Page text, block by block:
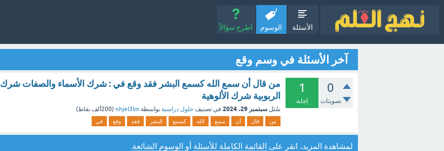
الأسئلة الوسوم اطرح سؤالاً
آخر الأسئلة في وسم وقع
0
تصويتات
1
إجابة
من قال أن سمع الله كسمع البشر فقد وقع في : شرك الأسماء والصفات شرك
الربوبية شرك الألوهية
سُئل سبتمبر 29، 2024 في تصنيف حلول دراسية بواسطة nhjel3lm
(200ألف نقاط)
من قال أن سمع الله كسمع البشر فقد وقع في
لمشاهدة المزيد، انقر على القائمة الكاملة للأسئلة أو الوسوم الشائعة